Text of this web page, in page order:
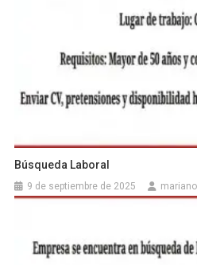
Búsqueda Laboral
9 de septiembre de 2025 mariano